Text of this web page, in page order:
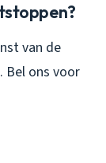
van de
Bel ons voor